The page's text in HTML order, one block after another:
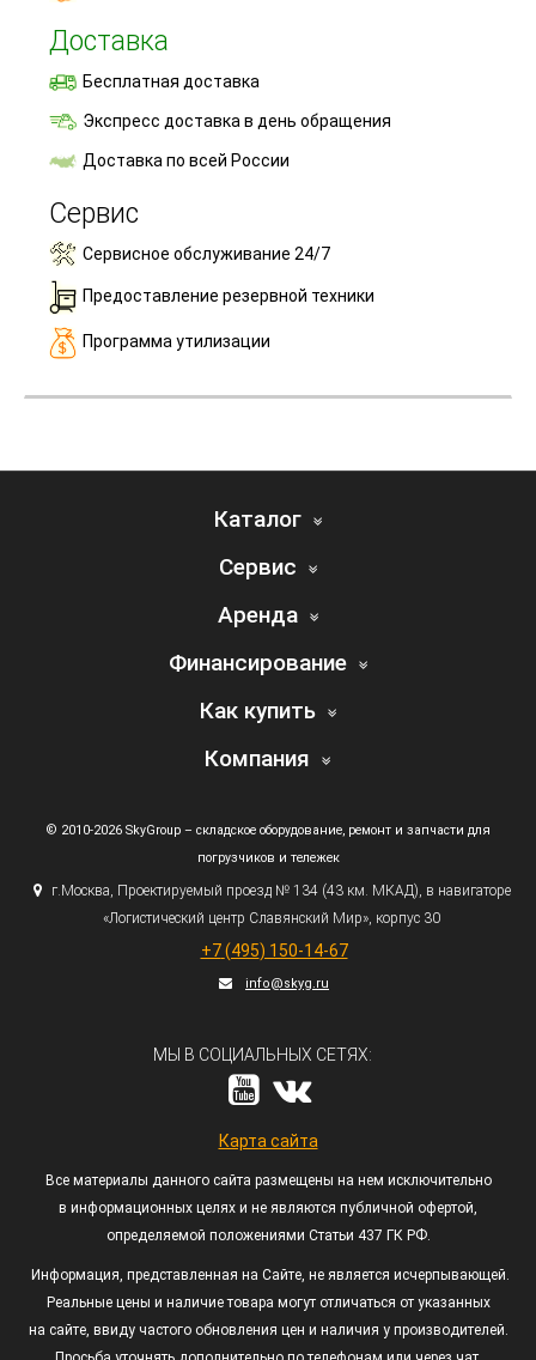
Доставка
Бесплатная доставка
Экспресс доставка в день обращения
Доставка по всей России
Сервис
Сервисное обслуживание 24/7
Предоставление резервной техники
Программа утилизации
Каталог
Сервис
Аренда
Финансирование
Как купить
Компания
© 2010-2026 SkyGroup – складское оборудование, ремонт и запчасти для
погрузчиков и тележек
г.Москва, Проектируемый проезд № 134 (43км. МКАД), в навигаторе
«Логистический центр Славянский Мир», корпус 30
+7 (495) 150-14-67
info@skyg.ru
МЫ В СОЦИАЛЬНЫХ СЕТЯХ:
Карта сайта
Все материалы данного сайта размещены на нем исключительно
в информационных целях и не являются публичной офертой,
определяемой положениями Статьи 437 ГК РФ.
Информация, представленная на Сайте, не является исчерпывающей.
Реальные цены и наличие товара могут отличаться от указанных
на сайте, ввиду частого обновления цен и наличия у производителей.